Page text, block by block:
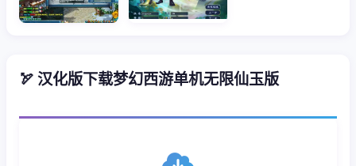
🏹 汉化版下载梦幻西游单机无限仙玉版